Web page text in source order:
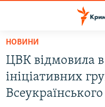
Перейти
основного
матеріалу
Перейти
до
ВОДА.КРИМ
ВІДЕО ТА ФОТО
НОВИНИ
ЦВК відмовила в
ініціативних